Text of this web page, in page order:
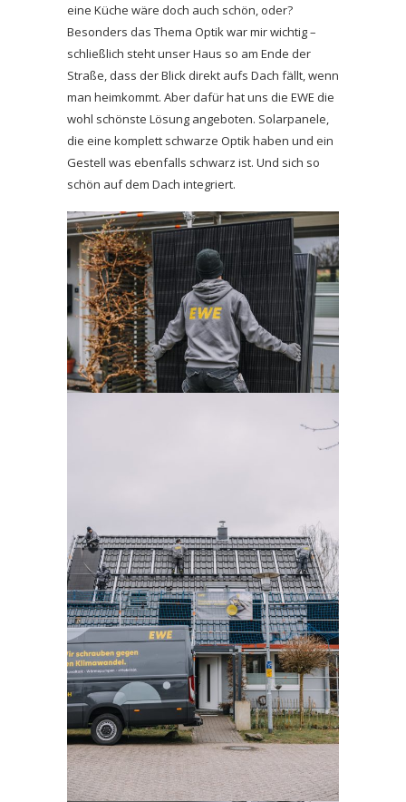
eine Küche wäre doch auch schön, oder?
Besonders das Thema Optik war mir wichtig –
schließlich steht unser Haus so am Ende der
Straße, dass der Blick direkt aufs Dach fällt, wenn
man heimkommt. Aber dafür hat uns die EWE die
wohl schönste Lösung angeboten. Solarpanele,
die eine komplett schwarze Optik haben und ein
Gestell was ebenfalls schwarz ist. Und sich so
schön auf dem Dach integriert.